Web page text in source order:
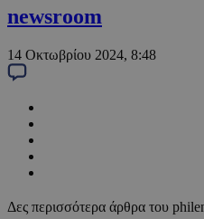
newsroom
14 Οκτωβρίου 2024, 8:48
Δες περισσότερα άρθρα του